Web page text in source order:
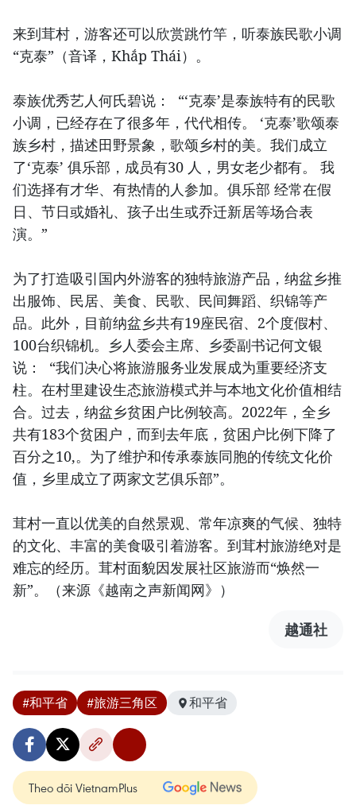
来到茸村，游客还可以欣赏跳竹竿，听泰族民歌小调
“克泰”（音译，Khắp Thái）。
泰族优秀艺人何氏碧说： “‘克泰’是泰族特有的民歌
小调，已经存在了很多年，代代相传。 ‘克泰’歌颂泰
族乡村，描述田野景象，歌颂乡村的美。我们成立
了‘克泰’ 俱乐部，成员有30 人，男女老少都有。 我
们选择有才华、有热情的人参加。俱乐部 经常在假
日、节日或婚礼、孩子出生或乔迁新居等场合表
演。”
为了打造吸引国内外游客的独特旅游产品，纳盆乡推
出服饰、民居、美食、民歌、民间舞蹈、织锦等产
品。此外，目前纳盆乡共有19座民宿、2个度假村、
100台织锦机。乡人委会主席、乡委副书记何文银
说： “我们决心将旅游服务业发展成为重要经济支
柱。在村里建设生态旅游模式并与本地文化价值相结
合。过去，纳盆乡贫困户比例较高。2022年，全乡
共有183个贫困户，而到去年底，贫困户比例下降了
百分之10,。为了维护和传承泰族同胞的传统文化价
值，乡里成立了两家文艺俱乐部”。
茸村一直以优美的自然景观、常年凉爽的气候、独特
的文化、丰富的美食吸引着游客。到茸村旅游绝对是
难忘的经历。茸村面貌因发展社区旅游而“焕然一
新”。（来源《越南之声新闻网》）
越通社
#和平省 #旅游三角区 和平省
Theo dõi VietnamPlus